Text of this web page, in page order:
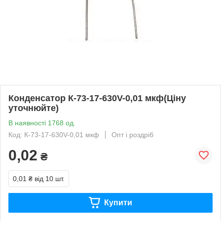
Конденсатор К-73-17-630V-0,01 мкф(Ціну
уточнюйте)
В наявності 1768 од.
Код: К-73-17-630V-0,01 мкф
Опт і роздріб
0,02 ₴
0,01 ₴ від 10 шт.
Купити